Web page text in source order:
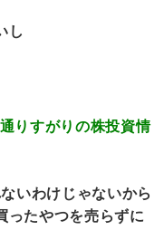
し
りすがりの株投資情
いわけじゃないから
ったやつを売らずに